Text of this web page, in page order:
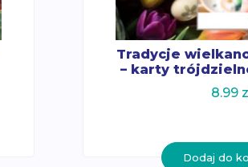
Tradycje
– karty
8.99
Dodaj do